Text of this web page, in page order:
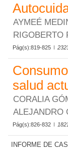
AYMEÉ
RIGOBERTO
Pág(s):819-825
salud
CORALIA
ALEJANDRO
Pág(s):826-832
INFORME DE